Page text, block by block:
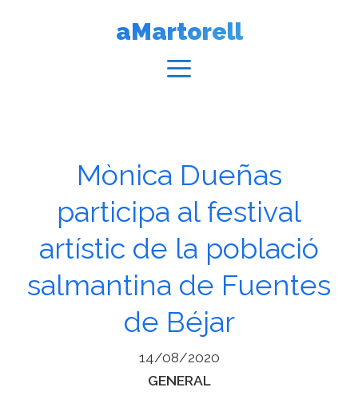
aMartorell
Mònica Dueñas
participa al festival
artístic de la població
salmantina de Fuentes
de Béjar
14/08/2020
Categories
GENERAL